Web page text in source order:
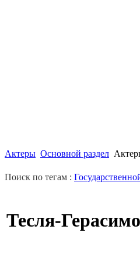
Актеры Основной раздел
Поиск по тегам :
Тесля-